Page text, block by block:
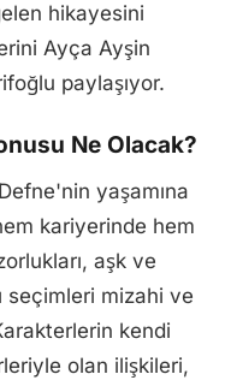
hikayesini
Ayça Ayşin
paylaşıyor.
Ne Olacak?
yaşamına
kariyerinde hem
aşk ve
seçimleri mizahi ve
kendi
olan ilişkileri,